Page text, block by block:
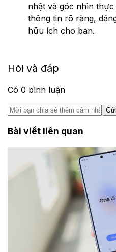
nhật và góc nhìn
thông tin rõ ràng,
hữu ích cho bạn.
Hỏi và đáp
Có 0 bình luận
Bài viết liên quan